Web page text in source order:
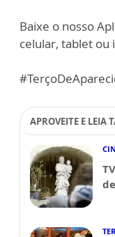
Baixe o nosso
celular, tablet ou
APROVEITE E LEIA